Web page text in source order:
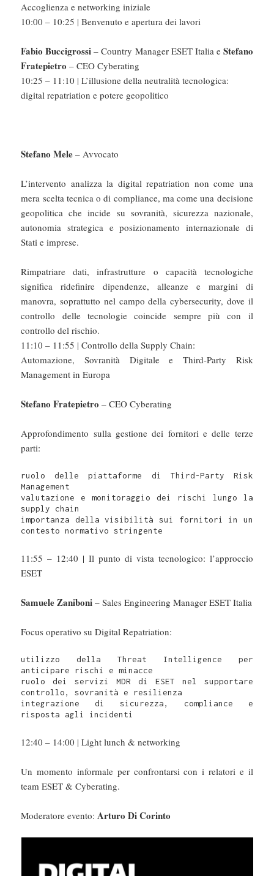
Accoglienza e networking iniziale
10:00 – 10:25 | Benvenuto e apertura dei lavori
Fabio Buccigrossi – Country Manager ESET Italia e Stefano
Fratepietro – CEO Cyberating
10:25 – 11:10 | L’illusione della neutralità tecnologica:
digital repatriation e potere geopolitico
Stefano Mele– Avvocato
L’intervento analizza la digital repatriation non come una
mera scelta tecnica o di compliance, ma come una decisione
geopolitica che incide su sovranità, sicurezza nazionale,
autonomia strategica e posizionamento internazionale di
Stati e imprese.
Rimpatriare dati, infrastrutture o capacità tecnologiche
significa ridefinire dipendenze, alleanze e margini di
manovra, soprattutto nel campo della cybersecurity, dove il
controllo delle tecnologie coincide sempre più con il
controllo del rischio.
11:10 – 11:55 | Controllo della Supply Chain:
Automazione, Sovranità Digitale e Third-Party Risk
Management in Europa
Stefano Fratepietro – CEO Cyberating
Approfondimento sulla gestione dei fornitori e delle terze
parti:
ruolo delle piattaforme di Third-Party Risk
Management
valutazione e monitoraggio dei rischi lungo la
supply chain
importanza della visibilità sui fornitori in un
contesto normativo stringente
11:55 – 12:40 | Il punto di vista tecnologico: l’approccio
ESET
Samuele Zaniboni – Sales Engineering Manager ESET Italia
Focus operativo su Digital Repatriation:
utilizzo della Threat Intelligence per
anticipare rischi e minacce
ruolo dei servizi MDR di ESET nel supportare
controllo, sovranità e resilienza
integrazione di sicurezza, compliance e
risposta agli incidenti
12:40 – 14:00 | Light lunch & networking
Un momento informale per confrontarsi con i relatori e il
team ESET & Cyberating.
Moderatore evento:Arturo Di Corinto